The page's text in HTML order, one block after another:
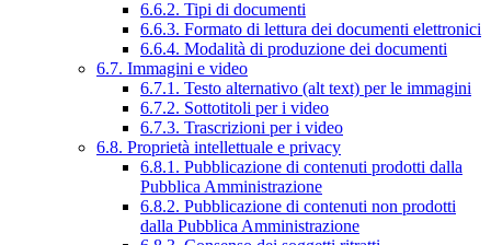
6.6.2. Tipi di documenti
6.6.3. Formato di lettura dei documenti elettronici
6.6.4. Modalità di produzione dei documenti
6.7. Immagini e video
6.7.1. Testo alternativo (alt text) per le immagini
6.7.2. Sottotitoli per i video
6.7.3. Trascrizioni per i video
6.8. Proprietà intellettuale e privacy
6.8.1. Pubblicazione di contenuti prodotti dalla
Pubblica Amministrazione
6.8.2. Pubblicazione di contenuti non prodotti
dalla Pubblica Amministrazione